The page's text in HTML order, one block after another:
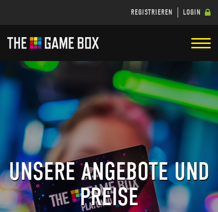
REGISTRIEREN LOGIN
UNSERE ANGEBOTE UND
PREISE